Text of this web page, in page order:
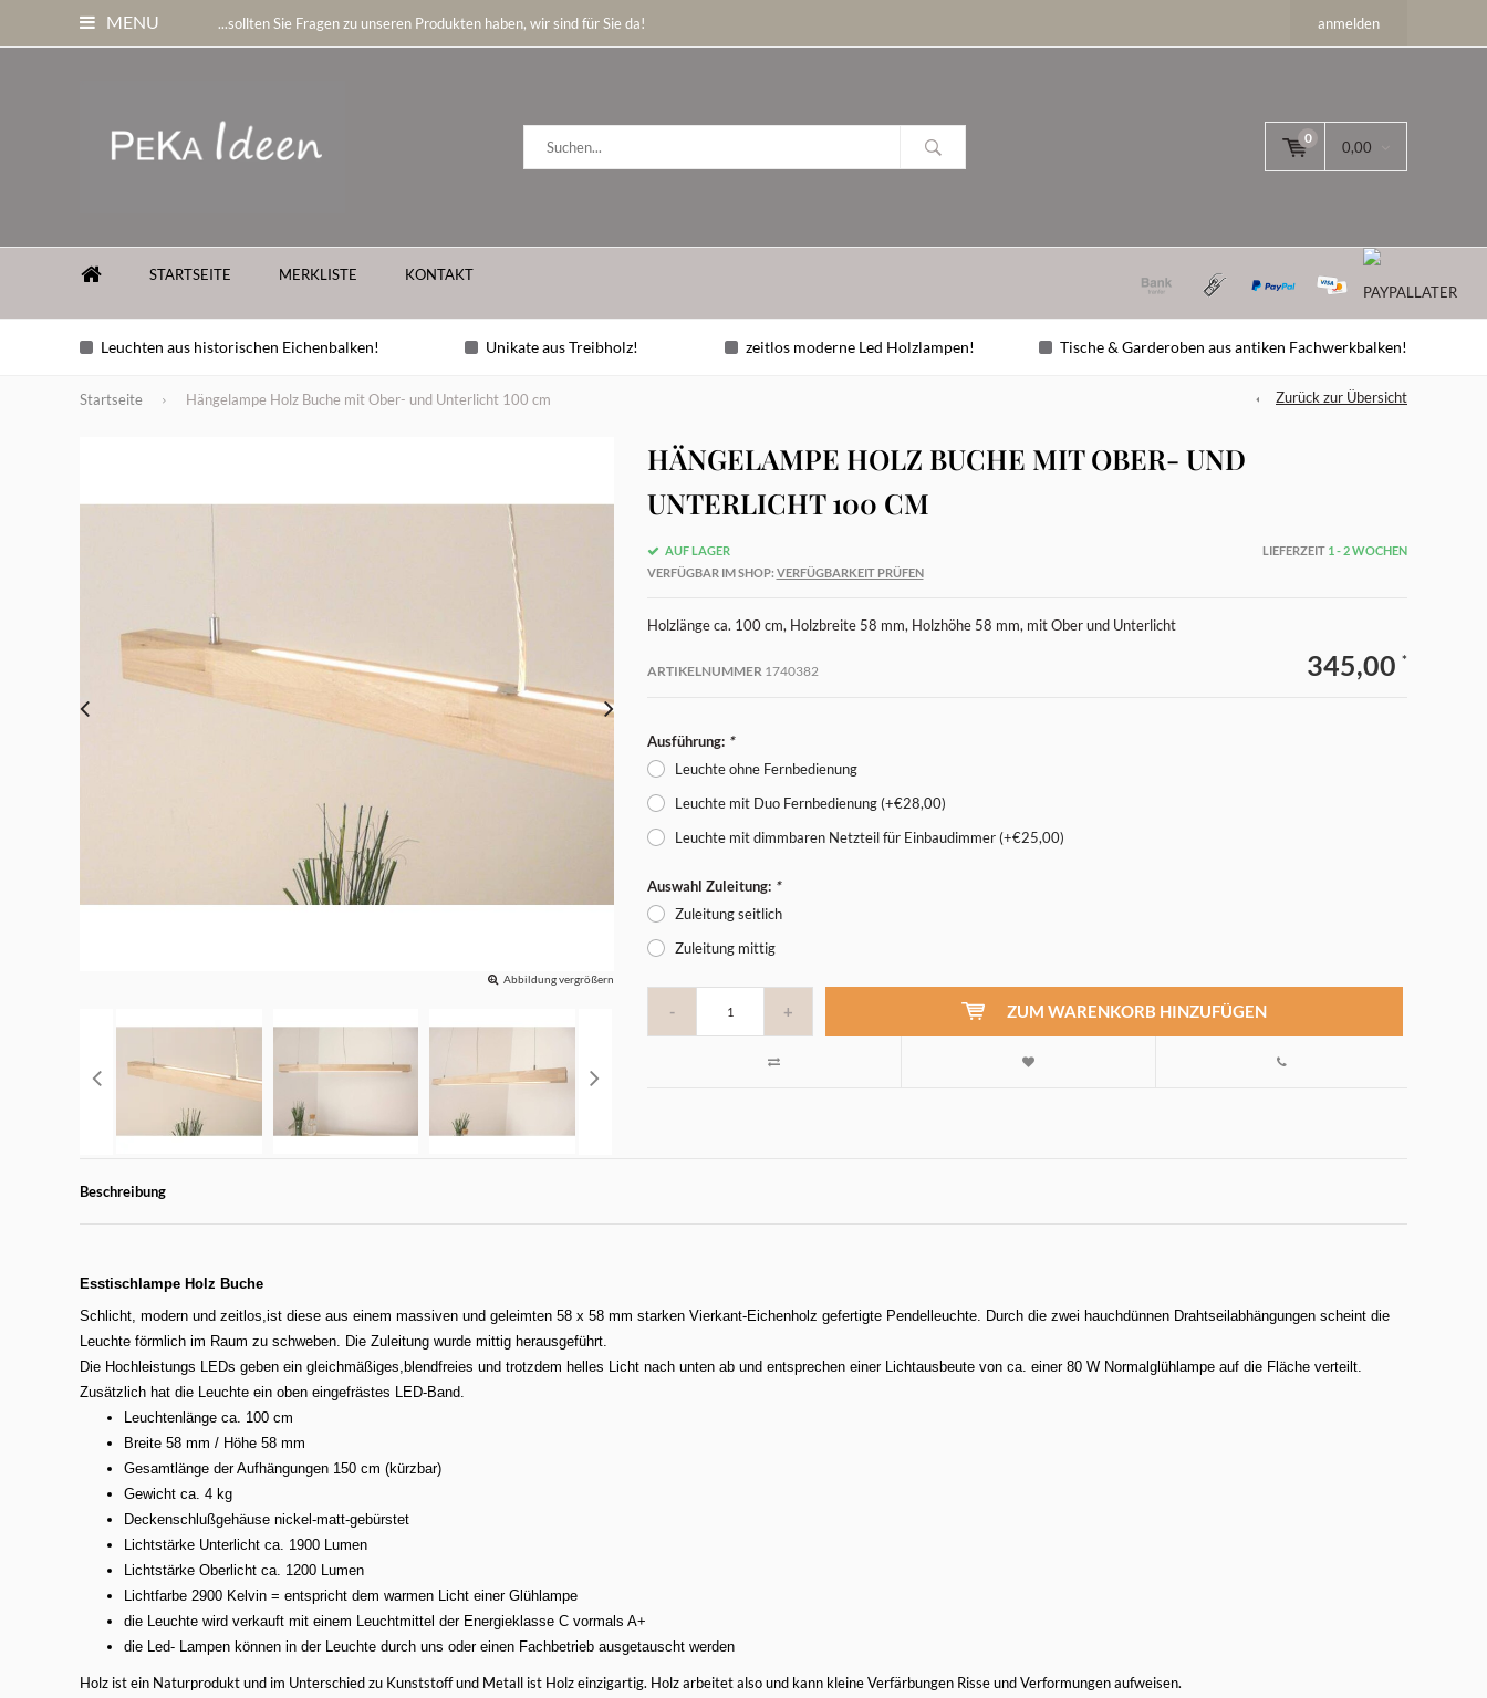
MENU ...sollten Sie Fragen zu unseren Produkten haben, wir sind für Sie da! anmelden
0
0,00
STARTSEITE MERKLISTE KONTAKT
Leuchten aus historischen Eichenbalken! Unikate aus Treibholz! zeitlos moderne Led Holzlampen! Tische & Garderoben aus antiken Fachwerkbalken!
Startseite Hängelampe Holz Buche mit Ober- und Unterlicht 100 cm Zurück zur Übersicht
Abbildung vergrößern
HÄNGELAMPE HOLZ BUCHE MIT OBER- UND
UNTERLICHT 100 CM
AUF LAGER LIEFERZEIT 1 - 2 WOCHEN
VERFÜGBAR IM SHOP: VERFÜGBARKEIT PRÜFEN
Holzlänge ca. 100 cm, Holzbreite 58 mm, Holzhöhe 58 mm, mit Ober und Unterlicht
ARTIKELNUMMER 1740382 345,00 *
Ausführung: *
Leuchte ohne Fernbedienung
Leuchte mit Duo Fernbedienung (+€28,00)
Leuchte mit dimmbaren Netzteil für Einbaudimmer (+€25,00)
Auswahl Zuleitung: *
Zuleitung seitlich
Zuleitung mittig
- + ZUM WARENKORB HINZUFÜGEN
Beschreibung
Esstischlampe Holz Buche
Schlicht, modern und zeitlos,ist diese aus einem massiven und geleimten 58 x 58 mm starken Vierkant-Eichenholz gefertigte Pendelleuchte. Durch die zwei hauchdünnen Drahtseilabhängungen scheint die
Leuchte förmlich im Raum zu schweben. Die Zuleitung wurde mittig herausgeführt.
Die Hochleistungs LEDs geben ein gleichmäßiges,blendfreies und trotzdem helles Licht nach unten ab und entsprechen einer Lichtausbeute von ca. einer 80 W Normalglühlampe auf die Fläche verteilt.
Zusätzlich hat die Leuchte ein oben eingefrästes LED-Band.
Leuchtenlänge ca. 100 cm
Breite 58 mm / Höhe 58 mm
Gesamtlänge der Aufhängungen 150 cm (kürzbar)
Gewicht ca. 4 kg
Deckenschlußgehäuse nickel-matt-gebürstet
Lichtstärke Unterlicht ca. 1900 Lumen
Lichtstärke Oberlicht ca. 1200 Lumen
Lichtfarbe 2900 Kelvin = entspricht dem warmen Licht einer Glühlampe
die Leuchte wird verkauft mit einem Leuchtmittel der Energieklasse C vormals A+
die Led- Lampen können in der Leuchte durch uns oder einen Fachbetrieb ausgetauscht werden
Holz ist ein Naturprodukt und im Unterschied zu Kunststoff und Metall ist Holz einzigartig. Holz arbeitet also und kann kleine Verfärbungen Risse und Verformungen aufweisen.